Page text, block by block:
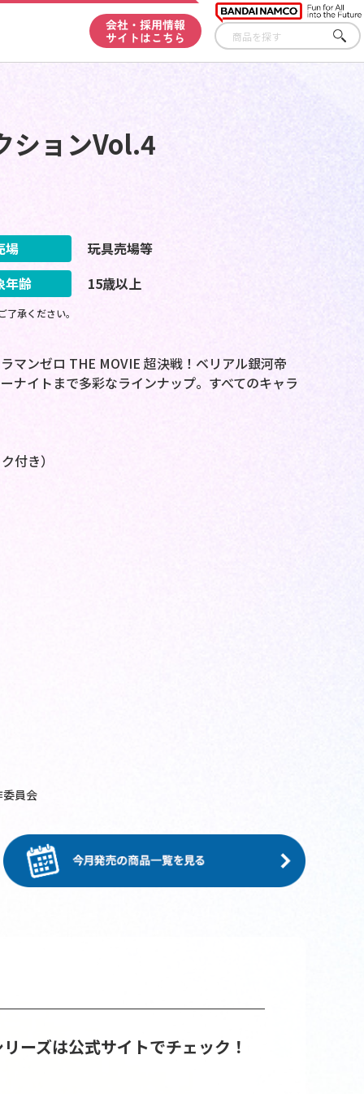
会社・採用情報
サイトはこちら
さが
す
ションVol.4
場
玩具売場等
年齢
15歳以上
承ください。
マンゼロ THE MOVIE 超決戦！ベリアル銀河帝
ナイトまで多彩なラインナップ。すべてのキャラ
付き）
員会
ーズは公式サイトでチェック！